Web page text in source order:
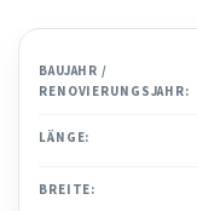
BAUJAHR /
RENOVIERUNGSJAHR:
LÄNGE:
BREITE: